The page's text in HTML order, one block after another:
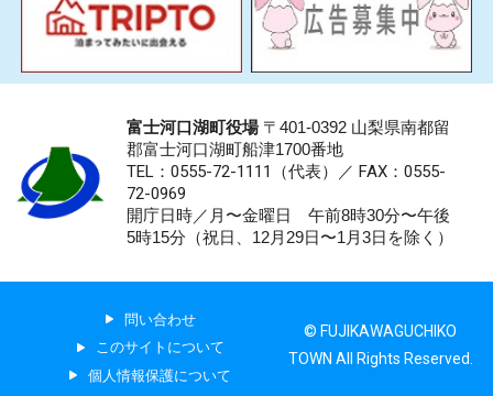
富士河口湖町役場〒401-0392 山梨県南都留
郡富士河口湖町船津1700番地
TEL：0555-72-1111 （代表）／ FAX：0555-
72-0969
開庁日時／月〜金曜日 午前8時30分〜午後
5時15分（祝日、12月29日〜1月3日を除く）
問い合わせ
このサイトについて
個人情報保護について
© FUJIKAWAGUCHIKO
TOWN All Rights Reserved.